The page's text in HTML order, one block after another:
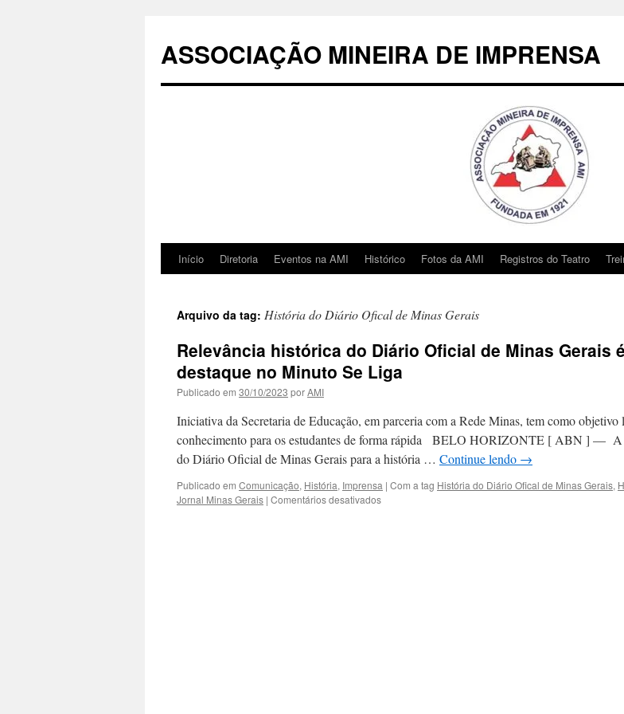
conteúdo
ASSOCIAÇÃO MINEIRA DE IMPRENSA
Início Diretoria Eventos na AMI Histórico Fotos da AMI Registros do Teatro
Arquivo da tag: História do Diário Ofical de Minas Gerais
Relevância histórica do Diário Oficial de Minas Gerais é
destaque no Minuto Se Liga
Publicado em 30/10/2023 porAMI
Iniciativa da Secretaria de Educação, em parceria com a Rede Minas, tem como objetivo
conhecimento para os estudantes de forma rápida BELO HORIZONTE [ ABN ] — A
do Diário Oficial de Minas Gerais para a história … Continue lendo →
Publicado em Comunicação, História, Imprensa | Com a tag História do Diário Ofical de Minas Gerais,
Jornal Minas Gerais | Comentários desativadosem